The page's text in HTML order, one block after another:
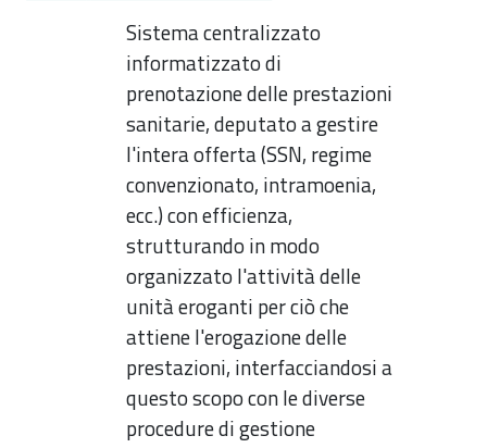
Sistema centralizzato
informatizzato di
prenotazione delle prestazioni
sanitarie, deputato a gestire
l'intera offerta (SSN, regime
convenzionato, intramoenia,
ecc.) con efficienza,
strutturando in modo
organizzato l'attività delle
unità eroganti per ciò che
attiene l'erogazione delle
prestazioni, interfacciandosi a
questo scopo con le diverse
procedure di gestione